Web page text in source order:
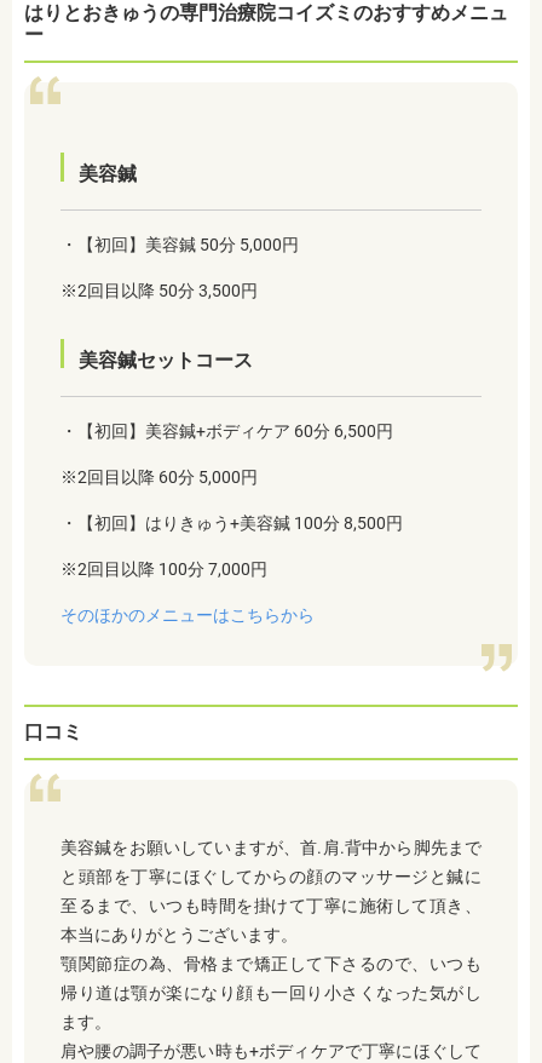
はりとおきゅうの専門治療院コイズミのおすすめメニュ
ー
美容鍼
・【初回】美容鍼 50分 5,000円
※2回目以降 50分 3,500円
美容鍼セットコース
・【初回】美容鍼+ボディケア 60分 6,500円
※2回目以降 60分 5,000円
・【初回】はりきゅう+美容鍼 100分 8,500円
※2回目以降 100分 7,000円
そのほかのメニューはこちらから
口コミ
美容鍼をお願いしていますが、首.肩.背中から脚先まで
と頭部を丁寧にほぐしてからの顔のマッサージと鍼に
至るまで、いつも時間を掛けて丁寧に施術して頂き、
本当にありがとうございます。
顎関節症の為、骨格まで矯正して下さるので、いつも
帰り道は顎が楽になり顔も一回り小さくなった気がし
ます。
肩や腰の調子が悪い時も+ボディケアで丁寧にほぐして